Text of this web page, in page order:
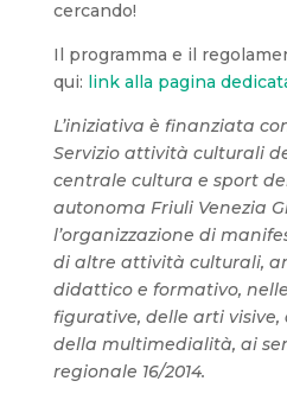
cercando!
Il programma e il
qui: link alla pagina
L’iniziativa è finanziata
Servizio attività culturali
centrale cultura e sport
autonoma Friuli Venezia
l’organizzazione di
di altre attività culturali,
didattico e formativo,
figurative, delle arti
della multimedialità, ai
regionale 16/2014.